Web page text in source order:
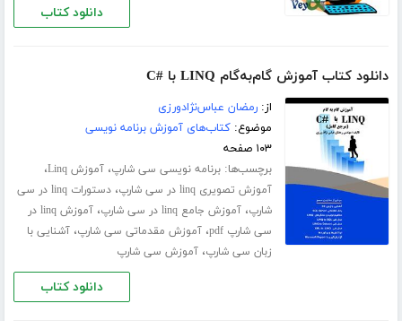
دانلود کتاب
دانلود کتاب آموزش گام‌به‌گام LINQ با #C
از:رمضان عباس‌نژادورزی
موضوع:کتاب‌های آموزش برنامه نویسی
۱۰۳ صفحه
برچسب‌ها:برنامه نویسی سی شارپ،آموزش Linq ،
آموزش تصویری linq در سی شارپ ،
دستورات linq در سی
شارپ،آموزش جامع linq در سی شارپ ،
آموزش linq در
سی شارپ pdf
،آموزش مقدماتی سی شارپ،آشنایی با
زبان سی شارپ،آموزش سی شارپ
دانلود کتاب